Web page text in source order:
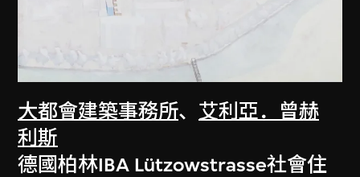
大都會建築事務所、 艾利亞．曾赫
利斯
德國柏林IBA Lützowstrasse社會住